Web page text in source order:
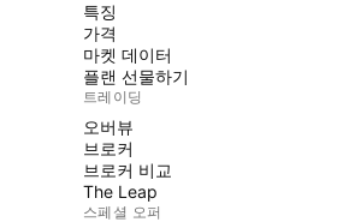
특징
가격
마켓 데이터
플랜 선물하기
트레이딩
오버뷰
브로커
브로커 비교
The Leap
스페셜 오퍼